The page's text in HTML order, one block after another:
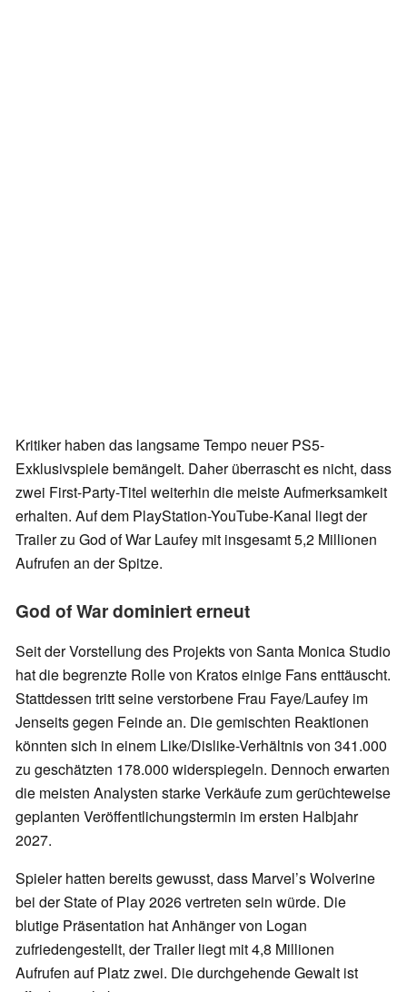
Kritiker haben das langsame Tempo neuer PS5-
Exklusivspiele bemängelt. Daher überrascht es nicht, dass
zwei First-Party-Titel weiterhin die meiste Aufmerksamkeit
erhalten. Auf dem PlayStation-YouTube-Kanal liegt der
Trailer zu God of War Laufey mit insgesamt 5,2 Millionen
Aufrufen an der Spitze.
God of War dominiert erneut
Seit der Vorstellung des Projekts von Santa Monica Studio
hat die begrenzte Rolle von Kratos einige Fans enttäuscht.
Stattdessen tritt seine verstorbene Frau Faye/Laufey im
Jenseits gegen Feinde an. Die gemischten Reaktionen
könnten sich in einem Like/Dislike-Verhältnis von 341.000
zu geschätzten 178.000 widerspiegeln. Dennoch erwarten
die meisten Analysten starke Verkäufe zum gerüchteweise
geplanten Veröffentlichungstermin im ersten Halbjahr
2027.
Spieler hatten bereits gewusst, dass Marvel’s Wolverine
bei der State of Play 2026 vertreten sein würde. Die
blutige Präsentation hat Anhänger von Logan
zufriedengestellt, der Trailer liegt mit 4,8 Millionen
Aufrufen auf Platz zwei. Die durchgehende Gewalt ist